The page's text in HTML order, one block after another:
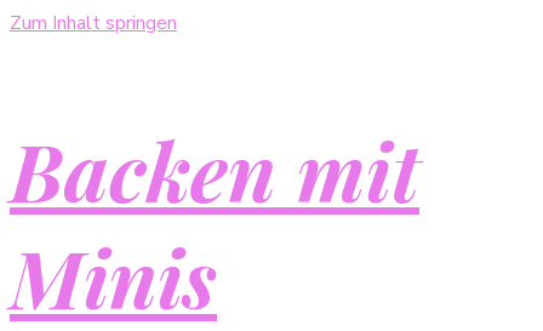
Zum Inhalt springen
Backen mit
Minis